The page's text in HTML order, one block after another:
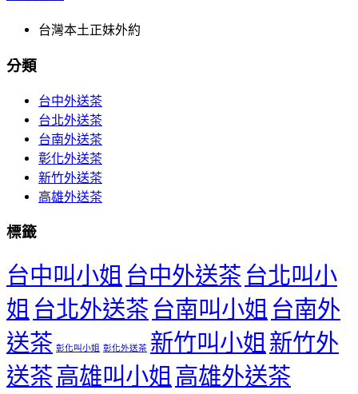
台灣本土正妹外約
分類
台中外送茶
台北外送茶
台南外送茶
彰化外送茶
新竹外送茶
高雄外送茶
標籤
台中叫小姐 台中外送茶 台北叫小
姐 台北外送茶 台南叫小姐 台南外
送茶 彰化叫小姐 彰化外送茶 新竹叫小姐 新竹外
送茶高雄叫小姐 高雄外送茶